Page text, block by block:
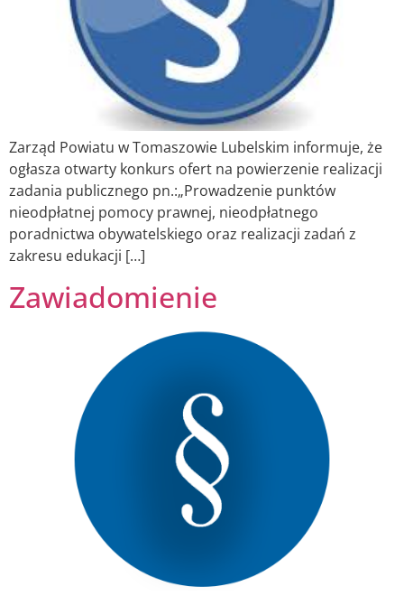
Zarząd Powiatu w Tomaszowie Lubelskim informuje, że
ogłasza otwarty konkurs ofert na powierzenie realizacji
zadania publicznego pn.:„Prowadzenie punktów
nieodpłatnej pomocy prawnej, nieodpłatnego
poradnictwa obywatelskiego oraz realizacji zadań z
zakresu edukacji […]
Zawiadomienie